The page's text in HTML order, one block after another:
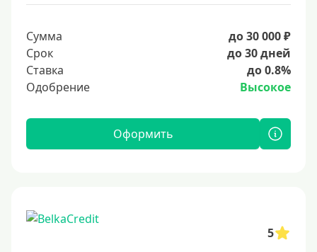
Сумма
до 30 000 ₽
Срок
до 30 дней
Ставка
до 0.8%
Одобрение
Высокое
Оформить
5